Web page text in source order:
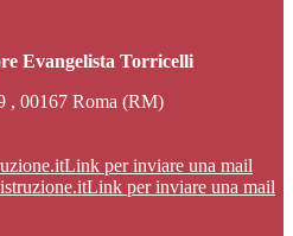
Evangelista Torricelli
, 00167 Roma (RM)
Link per inviare una mail
Link per inviare una mail